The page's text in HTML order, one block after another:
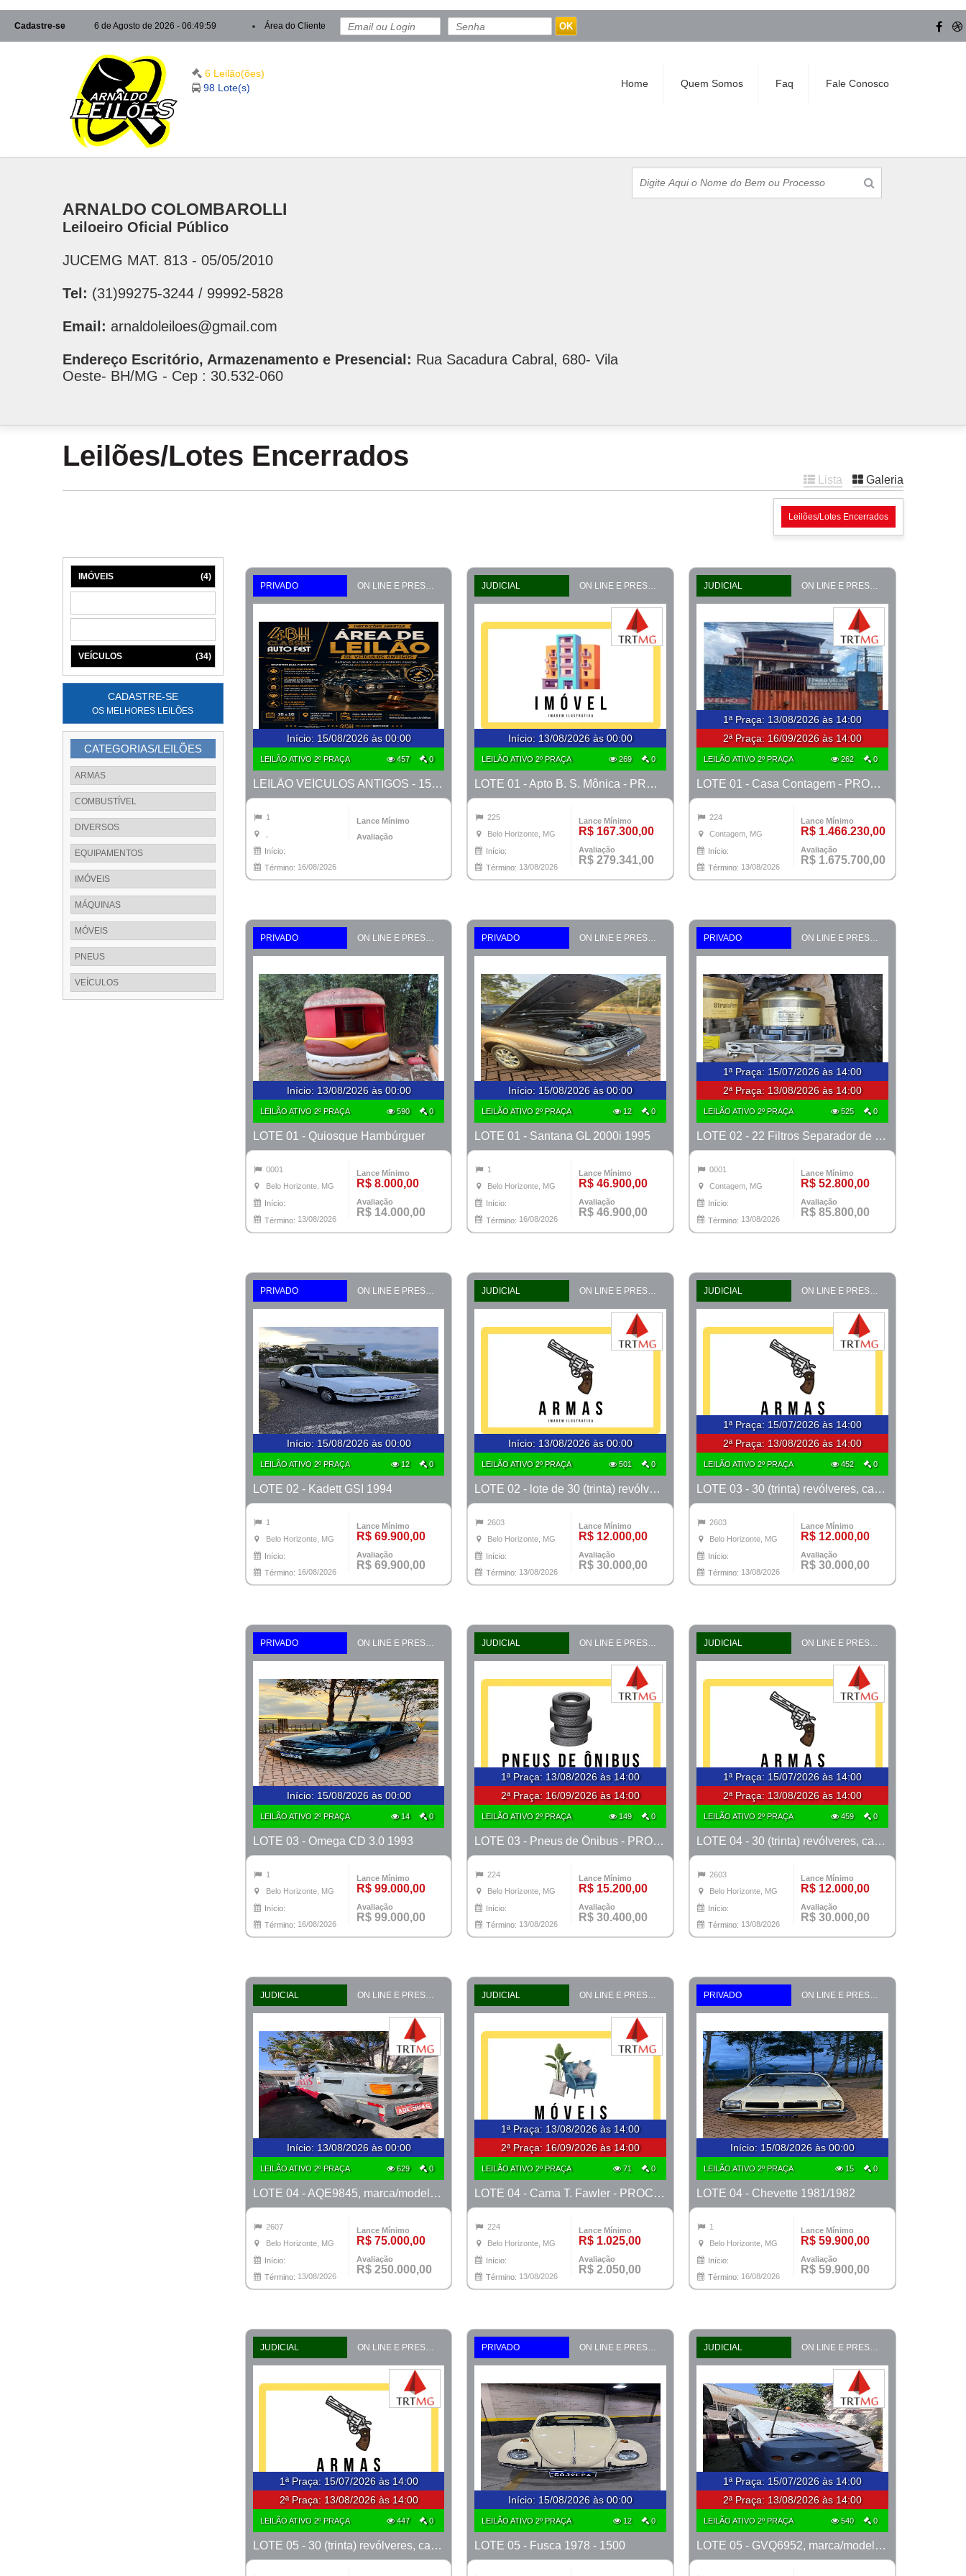
Cadastre-se 6 de Agosto de 2026 - 06:50:00 Área do Cliente OK
6 Leilão(ões)
98 Lote(s)
Home Quem Somos Faq Fale Conosco
ARNALDO COLOMBAROLLI
Leiloeiro Oficial Público
JUCEMG MAT. 813 - 05/05/2010
Tel: (31)99275-3244 / 99992-5828
Email: arnaldoleiloes@gmail.com
Endereço Escritório, Armazenamento e Presencial: Rua Sacadura Cabral, 680- Vila
Oeste- BH/MG - Cep : 30.532-060
Leilões/Lotes Encerrados
Lista Galeria
Leilões/Lotes Encerrados
IMÓVEIS (4)
VEÍCULOS (34)
CADASTRE-SE
OS MELHORES LEILÕES
CATEGORIAS/LEILÕES
ARMAS
COMBUSTÍVEL
DIVERSOS
EQUIPAMENTOS
IMÓVEIS
MÁQUINAS
MÓVEIS
PNEUS
VEÍCULOS
PRIVADO ON LINE E PRESENCIAL
Início: 15/08/2026 às 00:00
LEILÃO ATIVO 2º PRAÇA 457 0
LEILÃO VEÍCULOS ANTIGOS - 15 e 16 de Agosto
1
Início:
Término: 16/08/2026
Lance Mínimo
Avaliação
JUDICIAL ON LINE E PRESENCIAL
Início: 13/08/2026 às 00:00
LEILÃO ATIVO 2º PRAÇA 269 0
LOTE 01 - Apto B. S. Mônica - PROCESSO 1905727-37.2010-TJMG- 4ª VARA CÍVEL DE BH/MG
225
Belo Horizonte, MG
Início:
Término: 13/08/2026
Lance Mínimo
R$ 167.300,00
Avaliação
R$ 279.341,00
JUDICIAL ON LINE E PRESENCIAL
1ª Praça: 13/08/2026 às 14:00
2ª Praça: 16/09/2026 às 14:00
LEILÃO ATIVO 2º PRAÇA 262 0
LOTE 01 - Casa Contagem - PROCESSO 0010251-20.2019-1ª CONTAGEM
224
Contagem, MG
Início:
Término: 13/08/2026
Lance Mínimo
R$ 1.466.230,00
Avaliação
R$ 1.675.700,00
PRIVADO ON LINE E PRESENCIAL
Início: 13/08/2026 às 00:00
LEILÃO ATIVO 2º PRAÇA 590 0
LOTE 01 - Quiosque Hambúrguer
0001
Belo Horizonte, MG
Início:
Término: 13/08/2026
Lance Mínimo
R$ 8.000,00
Avaliação
R$ 14.000,00
PRIVADO ON LINE E PRESENCIAL
Início: 15/08/2026 às 00:00
LEILÃO ATIVO 2º PRAÇA 12 0
LOTE 01 - Santana GL 2000i 1995
1
Belo Horizonte, MG
Início:
Término: 16/08/2026
Lance Mínimo
R$ 46.900,00
Avaliação
R$ 46.900,00
PRIVADO ON LINE E PRESENCIAL
1ª Praça: 15/07/2026 às 14:00
2ª Praça: 13/08/2026 às 14:00
LEILÃO ATIVO 2º PRAÇA 525 0
LOTE 02 - 22 Filtros Separador de Água e Combustível CNHi com Suporte Original + 4 Filtros Hidráulicos Case + Filtro de AR CNHi
0001
Contagem, MG
Início:
Término: 13/08/2026
Lance Mínimo
R$ 52.800,00
Avaliação
R$ 85.800,00
PRIVADO
Início: 15/08/2026 às 00:00
LEILÃO ATIVO 2º PRAÇA 12 0
LOTE 02 - Kadett GSI 1994
1
Belo Horizonte, MG
Início:
Término: 16/08/2026
Lance Mínimo
R$ 69.900,00
Avaliação
R$ 69.900,00
JUDICIAL ON LINE E PRESENCIAL
Início: 13/08/2026 às 00:00
LEILÃO ATIVO 2º PRAÇA 501 0
LOTE 02 - lote de 30 (trinta) revólveres, calibre 38, marcas Taurus e Rossi
2603
Belo Horizonte, MG
Início:
Término: 13/08/2026
Lance Mínimo
R$ 12.000,00
Avaliação
R$ 30.000,00
JUDICIAL ON LINE E PRESENCIAL
1ª Praça: 15/07/2026 às 14:00
2ª Praça: 13/08/2026 às 14:00
LEILÃO ATIVO 2º PRAÇA 452 0
LOTE 03 - 30 (trinta) revólveres, calibre 38, marcas Taurus e Rossi
2603
Belo Horizonte, MG
Início:
Término: 13/08/2026
Lance Mínimo
R$ 12.000,00
Avaliação
R$ 30.000,00
PRIVADO
Início: 15/08/2026 às 00:00
LEILÃO ATIVO 2º PRAÇA 14 0
LOTE 03 - Omega CD 3.0 1993
1
Belo Horizonte, MG
Início:
Término: 16/08/2026
Lance Mínimo
R$ 99.000,00
Avaliação
R$ 99.000,00
JUDICIAL ON LINE E PRESENCIAL
1ª Praça: 13/08/2026 às 14:00
2ª Praça: 16/09/2026 às 14:00
LEILÃO ATIVO 2º PRAÇA 149 0
LOTE 03 - Pneus de Ônibus - PROCESSO 0010150-69.2026-18ª BH
224
Belo Horizonte, MG
Início:
Término: 13/08/2026
Lance Mínimo
R$ 15.200,00
Avaliação
R$ 30.400,00
JUDICIAL ON LINE E PRESENCIAL
1ª Praça: 15/07/2026 às 14:00
2ª Praça: 13/08/2026 às 14:00
LEILÃO ATIVO 2º PRAÇA 459 0
LOTE 04 - 30 (trinta) revólveres, calibre 38, marcas Taurus e Rossi
2603
Belo Horizonte, MG
Início:
Término: 13/08/2026
Lance Mínimo
R$ 12.000,00
Avaliação
R$ 30.000,00
JUDICIAL ON LINE E PRESENCIAL
Início: 13/08/2026 às 00:00
LEILÃO ATIVO 2º PRAÇA 629 0
LOTE 04 - AQE9845, marca/modelo M. Benz/915C, ano 2008/2008
2607
Belo Horizonte, MG
Início:
Término: 13/08/2026
Lance Mínimo
R$ 75.000,00
Avaliação
R$ 250.000,00
JUDICIAL ON LINE E PRESENCIAL
1ª Praça: 13/08/2026 às 14:00
2ª Praça: 16/09/2026 às 14:00
LEILÃO ATIVO 2º PRAÇA 71 0
LOTE 04 - Cama T. Fawler - PROCESSO 0010938-25.2022-18ª BH
224
Belo Horizonte, MG
Início:
Término: 13/08/2026
Lance Mínimo
R$ 1.025,00
Avaliação
R$ 2.050,00
PRIVADO ON LINE E PRESENCIAL
Início: 15/08/2026 às 00:00
LEILÃO ATIVO 2º PRAÇA 15 0
LOTE 04 - Chevette 1981/1982
1
Belo Horizonte, MG
Início:
Término: 16/08/2026
Lance Mínimo
R$ 59.900,00
Avaliação
R$ 59.900,00
JUDICIAL ON LINE E PRESENCIAL
1ª Praça: 15/07/2026 às 14:00
2ª Praça: 13/08/2026 às 14:00
LEILÃO ATIVO 2º PRAÇA 447 0
LOTE 05 - 30 (trinta) revólveres, calibre 38, marcas Taurus e Rossi
PRIVADO ON LINE E PRESENCIAL
Início: 15/08/2026 às 00:00
LEILÃO ATIVO 2º PRAÇA 12 0
LOTE 05 - Fusca 1978 - 1500
JUDICIAL ON LINE E PRESENCIAL
1ª Praça: 15/07/2026 às 14:00
2ª Praça: 13/08/2026 às 14:00
LEILÃO ATIVO 2º PRAÇA 540 0
LOTE 05 - GVQ6952, marca/modelo Agrale/Amal Alcatraz AB2, ano 2007/2008